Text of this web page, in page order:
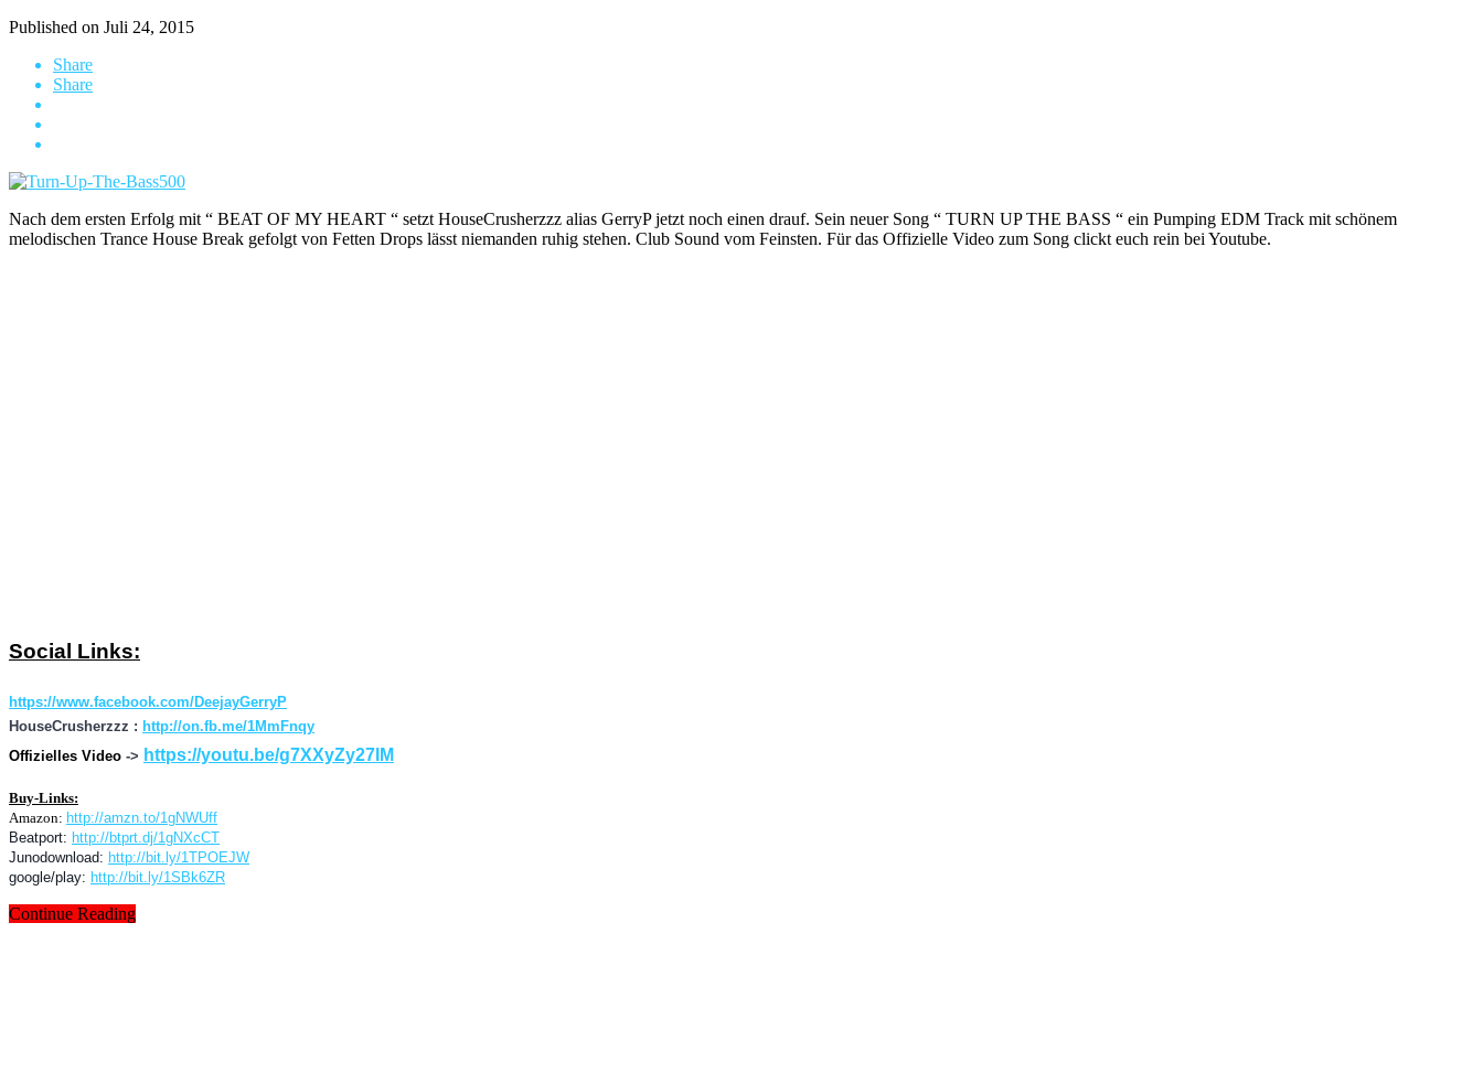
Published on Juli 24, 2015
Share
Share
Nach dem ersten Erfolg mit “ BEAT OF MY HEART “ setzt HouseCrusherzzz alias GerryP jetzt noch einen drauf. Sein neuer Song “ TURN UP THE BASS “ ein Pumping EDM Track mit schönem
melodischen Trance House Break gefolgt von Fetten Drops lässt niemanden ruhig stehen. Club Sound vom Feinsten. Für das Offizielle Video zum Song clickt euch rein bei Youtube.
Social Links:
https://www.facebook.com/DeejayGerryP
HouseCrusherzzz : http://on.fb.me/1MmFnqy
Offizielles Video -> https://youtu.be/g7XXyZy27IM
Buy-Links:
Amazon: http://amzn.to/1gNWUff
Beatport: http://btprt.dj/1gNXcCT
Junodownload: http://bit.ly/1TPOEJW
google/play: http://bit.ly/1SBk6ZR
Continue Reading